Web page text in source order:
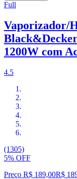
Full
Vaporizador/
1200W com
4.5
(1305)
5% OFF
Preço R$ 189,00R$